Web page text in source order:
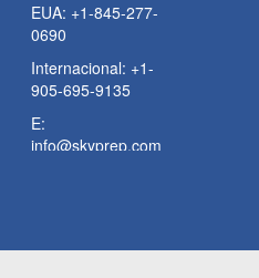
EUA: +1-845-277-
0690
Internacional: +1-
905-695-9135
E:
info@skyprep.com